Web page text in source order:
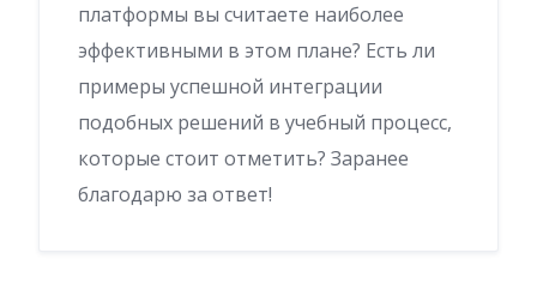
платформы вы считаете наиболее
эффективными в этом плане? Есть ли
примеры успешной интеграции
подобных решений в учебный процесс,
которые стоит отметить? Заранее
благодарю за ответ!